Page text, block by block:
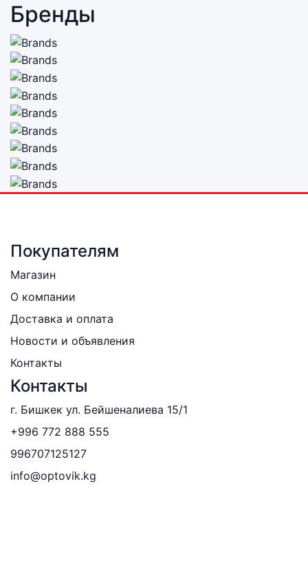
Бренды
Покупателям
Магазин
О компании
Доставка и оплата
Новости и объявления
Контакты
Контакты
г. Бишкек ул. Бейшеналиева 15/1
+996 772 888 555
996707125127
info@optovik.kg